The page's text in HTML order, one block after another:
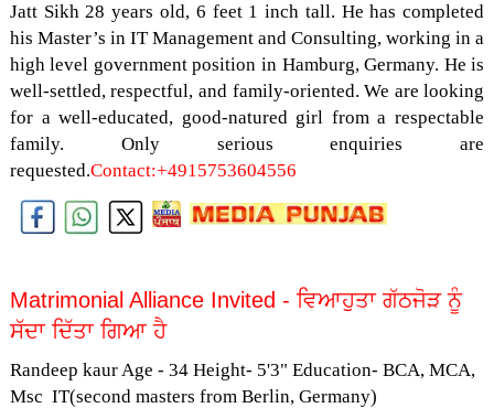
JattSikh 28 years old, 6 feet 1 inch tall. He has completed
his Master’s in IT Management and Consulting, working in a
high level government position in Hamburg, Germany. He is
well-settled, respectful, and family-oriented. We are looking
for a well-educated, good-natured girl from a respectable
family. Only serious enquiries are
requested.Contact:+4915753604556
Matrimonial Alliance Invited - ਵਿਆਹੁਤਾ ਗੱਠਜੋੜ ਨੂੰ
ਸੱਦਾ ਦਿੱਤਾ ਗਿਆ ਹੈ
Randeep kaur Age - 34 Height- 5'3" Education- BCA, MCA,
Msc IT(second masters from Berlin, Germany)